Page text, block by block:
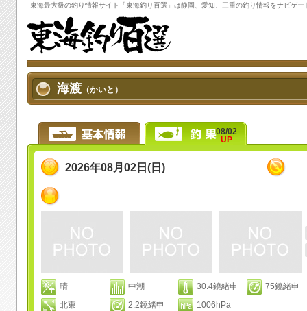
東海最大級の釣り情報サイト「東海釣り百選 」は静岡、愛知、三重の釣り情報をナビゲー
海渡 （かいと）
08/02
UP
2026年08月02日(日)
晴 中潮 30.4鐃緒申
75鐃緒申
北東
2.2鐃緒申 1006hPa